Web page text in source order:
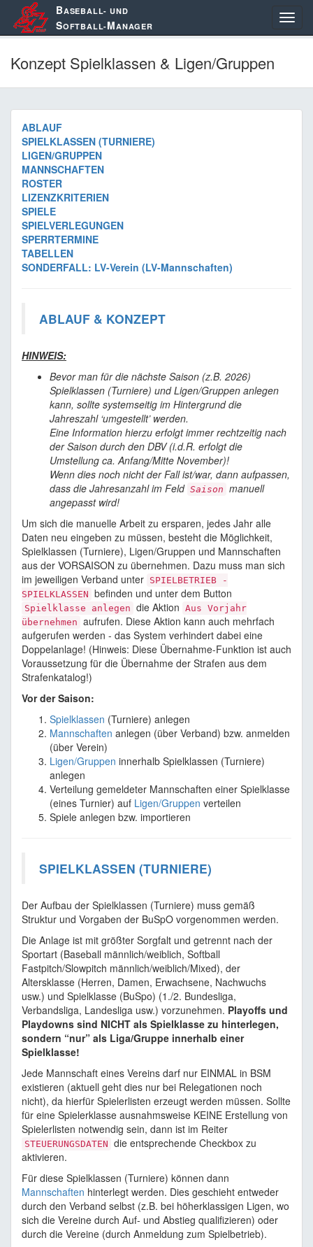
BASEBALL- UND
SOFTBALL-MANAGER
Konzept Spielklassen & Ligen/Gruppen
ABLAUF
SPIELKLASSEN (TURNIERE)
LIGEN/GRUPPEN
MANNSCHAFTEN
ROSTER
LIZENZKRITERIEN
SPIELE
SPIELVERLEGUNGEN
SPERRTERMINE
TABELLEN
SONDERFALL: LV-Verein (LV-Mannschaften)
ABLAUF & KONZEPT
HINWEIS:
Bevor man für die nächste Saison (z.B. 2026)
Spielklassen (Turniere) und Ligen/Gruppen anlegen
kann, sollte systemseitig im Hintergrund die
Jahreszahl ‘umgestellt’ werden.
Eine Information hierzu erfolgt immer rechtzeitig nach
der Saison durch den DBV (i.d.R. erfolgt die
Umstellung ca. Anfang/Mitte November)!
Wenn dies noch nicht der Fall ist/war, dann aufpassen,
dass die Jahresanzahl im Feld Saison manuell
angepasst wird!
Um sich die manuelle Arbeit zu ersparen, jedes Jahr alle
Daten neu eingeben zu müssen, besteht die Möglichkeit,
Spielklassen (Turniere), Ligen/Gruppen und Mannschaften
aus der VORSAISON zu übernehmen. Dazu muss man sich
im jeweiligen Verband unter SPIELBETRIEB -
SPIELKLASSEN befinden und unter dem Button
Spielklasse anlegen die Aktion Aus Vorjahr
übernehmen aufrufen. Diese Aktion kann auch mehrfach
aufgerufen werden - das System verhindert dabei eine
Doppelanlage! (Hinweis: Diese Übernahme-Funktion ist auch
Voraussetzung für die Übernahme der Strafen aus dem
Strafenkatalog!)
Vor der Saison:
Spielklassen (Turniere) anlegen
Mannschaften anlegen (über Verband) bzw. anmelden
(über Verein)
Ligen/Gruppen innerhalb Spielklassen (Turniere)
anlegen
Verteilung gemeldeter Mannschaften einer Spielklasse
(eines Turnier) auf Ligen/Gruppen verteilen
Spiele anlegen bzw. importieren
SPIELKLASSEN (TURNIERE)
Der Aufbau der Spielklassen (Turniere) muss gemäß
Struktur und Vorgaben der BuSpO vorgenommen werden.
Die Anlage ist mit größter Sorgfalt und getrennt nach der
Sportart (Baseball männlich/weiblich, Softball
Fastpitch/Slowpitch männlich/weiblich/Mixed), der
Altersklasse (Herren, Damen, Erwachsene, Nachwuchs
usw.) und Spielklasse (BuSpo) (1./2. Bundesliga,
Verbandsliga, Landesliga usw.) vorzunehmen. Playoffs und
Playdowns sind NICHT als Spielklasse zu hinterlegen,
sondern “nur” als Liga/Gruppe innerhalb einer
Spielklasse!
Jede Mannschaft eines Vereins darf nur EINMAL in BSM
existieren (aktuell geht dies nur bei Relegationen noch
nicht), da hierfür Spielerlisten erzeugt werden müssen. Sollte
für eine Spielerklasse ausnahmsweise KEINE Erstellung von
Spielerlisten notwendig sein, dann ist im Reiter
STEUERUNGSDATEN die entsprechende Checkbox zu
aktivieren.
Für diese Spielklassen (Turniere) können dann
Mannschaften hinterlegt werden. Dies geschieht entweder
durch den Verband selbst (z.B. bei höherklassigen Ligen, wo
sich die Vereine durch Auf- und Abstieg qualifizieren) oder
durch die Vereine (durch Anmeldung zum Spielbetrieb).